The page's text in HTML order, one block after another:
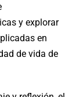
y explorar
en
de vida de